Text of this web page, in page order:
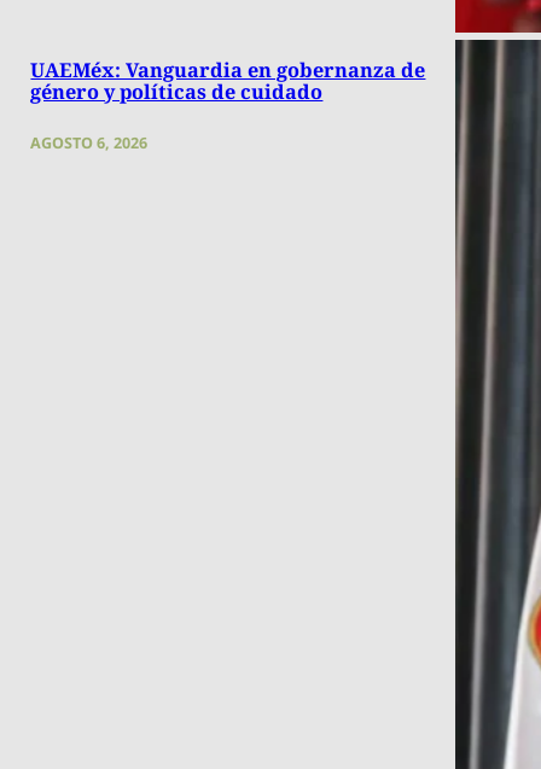
UAEMéx: Vanguardia en gobernanza de
género y políticas de cuidado
AGOSTO 6, 2026